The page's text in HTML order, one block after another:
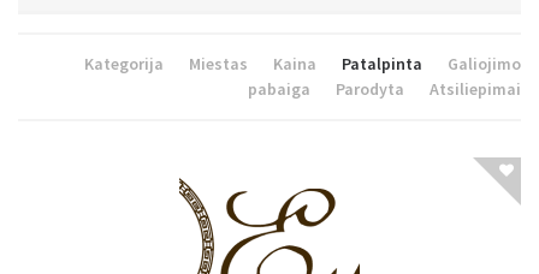
Kategorija Miestas Kaina Patalpinta
Galiojimo
pabaiga
Parodyta Atsiliepimai